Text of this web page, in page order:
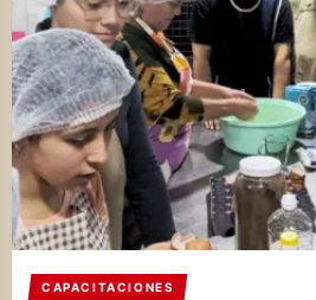
CAPACITACIONES